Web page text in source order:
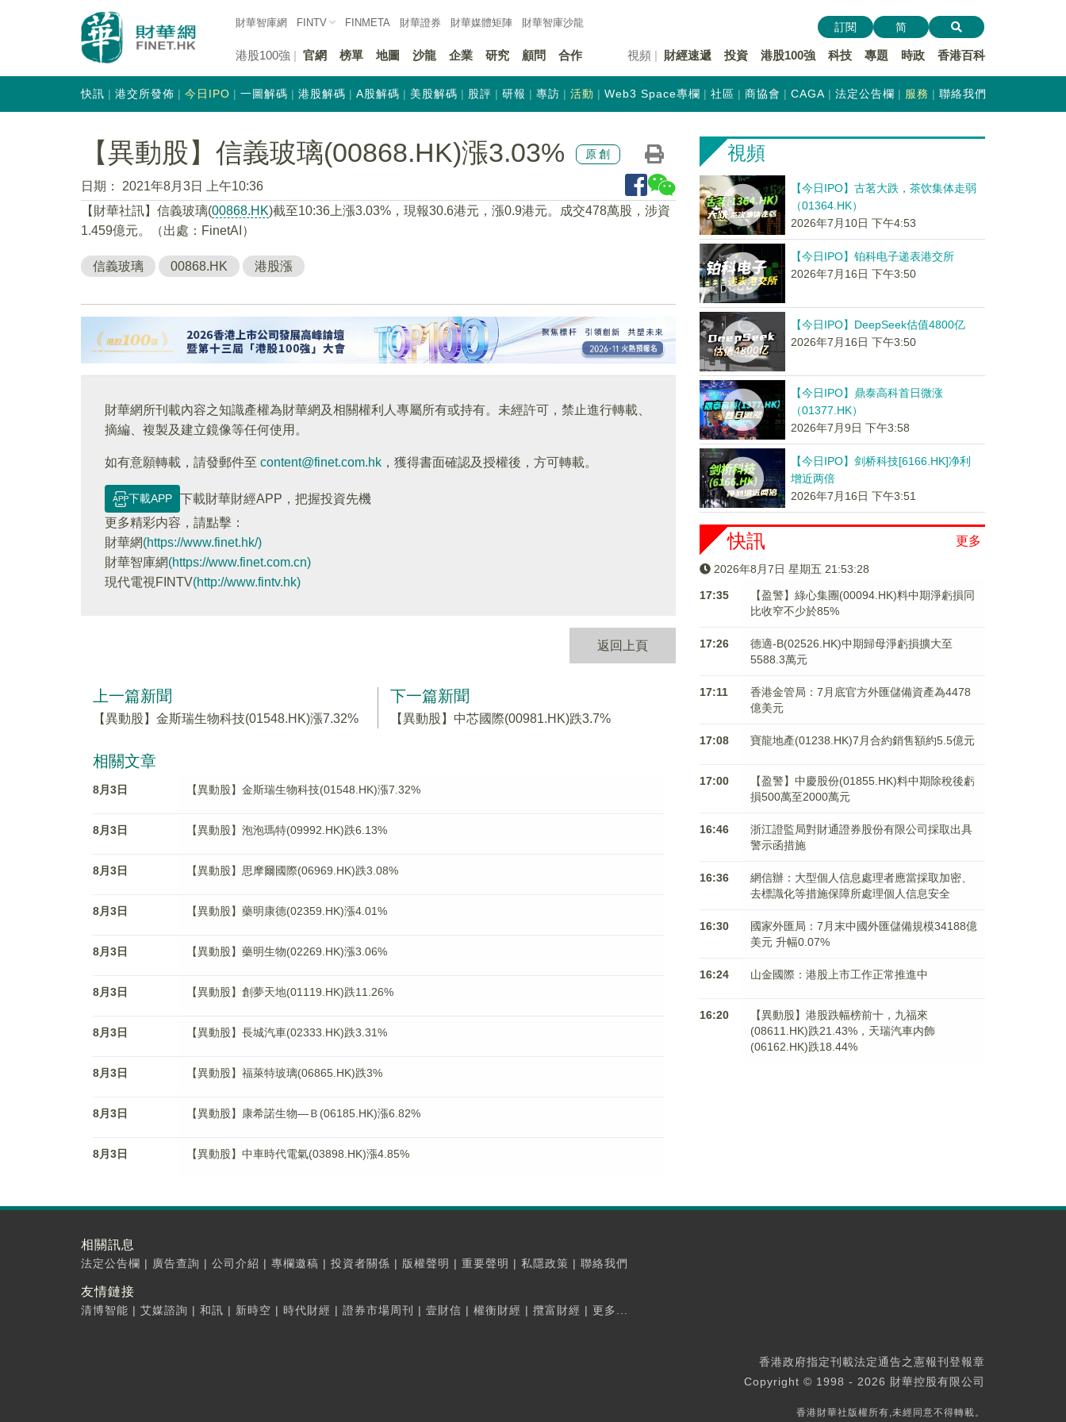
財華智庫網 FINTV FINMETA 財華證券 財華媒體矩陣 財華智庫沙龍
港股100強 官網 榜單 地圖 沙龍 企業 研究 顧問 合作 視頻 財經速遞 投資 港股100強 科技 專題 時政 香港百科
訂閱 简
快訊 港交所發佈 今日IPO 一圖解碼 港股解碼 A股解碼 美股解碼 股評 研報 專訪 活動 Web3 Space專欄 社區 商協會 CAGA 法定公告欄 服務 聯絡我們
【異動股】信義玻璃(00868.HK)漲3.03% 原創
日期：
2021年8月3日 上午10:36
【財華社訊】信義玻璃(00868.HK)截至10:36上漲3.03%，現報30.6港元，漲0.9港元。成交478萬股，涉資
1.459億元。（出處：FinetAI）
信義玻璃 00868.HK 港股漲
財華網所刊載內容之知識產權為財華網及相關權利人專屬所有或持有。未經許可，禁止進行轉載、
摘編、複製及建立鏡像等任何使用。
如有意願轉載，請發郵件至 content@finet.com.hk ，獲得書面確認及授權後，方可轉載。
下載APP
下載財華財經APP，把握投資先機
更多精彩内容，請點擊：
財華網(https://www.finet.hk/)
財華智庫網(https://www.finet.com.cn)
現代電視FINTV(http://www.fintv.hk)
返回上頁
上一篇新聞
【異動股】金斯瑞生物科技(01548.HK)漲7.32%
下一篇新聞
【異動股】中芯國際(00981.HK)跌3.7%
相關文章
8月3日 【異動股】金斯瑞生物科技(01548.HK)漲7.32%
8月3日 【異動股】泡泡瑪特(09992.HK)跌6.13%
8月3日 【異動股】思摩爾國際(06969.HK)跌3.08%
8月3日 【異動股】藥明康德(02359.HK)漲4.01%
8月3日 【異動股】藥明生物(02269.HK)漲3.06%
8月3日 【異動股】創夢天地(01119.HK)跌11.26%
8月3日 【異動股】長城汽車(02333.HK)跌3.31%
8月3日 【異動股】福萊特玻璃(06865.HK)跌3%
8月3日 【異動股】康希諾生物—Ｂ(06185.HK)漲6.82%
8月3日 【異動股】中車時代電氣(03898.HK)漲4.85%
視頻
【今日IPO】古茗大跌，茶饮集体走弱
（01364.HK）
2026年7月10日 下午4:53
【今日IPO】铂科电子递表港交所
2026年7月16日 下午3:50
【今日IPO】DeepSeek估值4800亿
2026年7月16日 下午3:50
【今日IPO】鼎泰高科首日微涨
（01377.HK）
2026年7月9日 下午3:58
【今日IPO】剑桥科技[6166.HK]净利
增近两倍
2026年7月16日 下午3:51
更多
快訊
2026年8月7日 星期五 21:53:28
17:35
【盈警】綠心集團(00094.HK)料中期淨虧損同
比收窄不少於85%
17:26
德適-B(02526.HK)中期歸母淨虧損擴大至
5588.3萬元
17:11
香港金管局：7月底官方外匯儲備資產為4478
億美元
17:08 寶龍地產(01238.HK)7月合約銷售額約5.5億元
17:00
【盈警】中慶股份(01855.HK)料中期除稅後虧
損500萬至2000萬元
16:46
浙江證監局對財通證券股份有限公司採取出具
警示函措施
16:36
網信辦：大型個人信息處理者應當採取加密、
去標識化等措施保障所處理個人信息安全
16:30
國家外匯局：7月末中國外匯儲備規模34188億
美元 升幅0.07%
16:24 山金國際：港股上市工作正常推進中
16:20
【異動股】港股跌幅榜前十，九福來
(08611.HK)跌21.43%，天瑞汽車内飾
(06162.HK)跌18.44%
相關訊息
法定公告欄 | 廣告查詢 | 公司介紹 | 專欄邀稿 | 投資者關係 | 版權聲明 | 重要聲明 | 私隱政策 | 聯絡我們
友情鏈接
清博智能 | 艾媒諮詢 | 和訊 | 新時空 | 時代財經 | 證券市場周刊 | 壹財信 | 權衡財經 | 攬富財經 | 更多...
香港政府指定刊載法定通告之憲報刊登報章
Copyright © 1998 - 2026 財華控股有限公司
香港財華社版權所有,未經同意不得轉載。